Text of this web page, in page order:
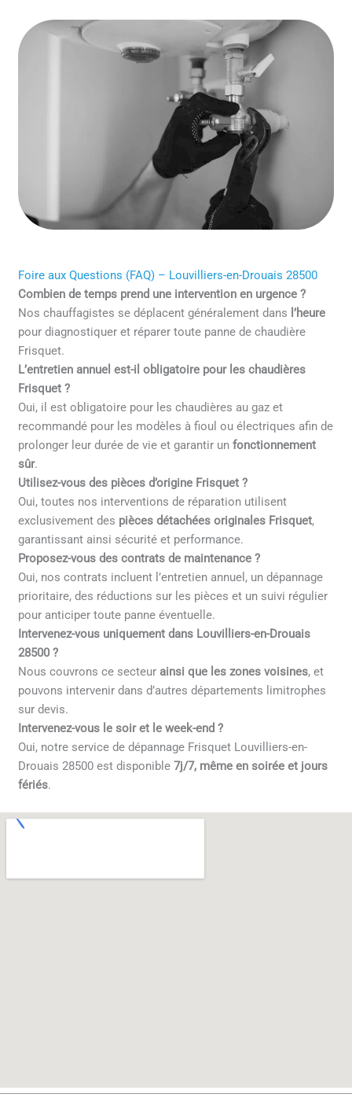
Foire aux Questions (FAQ) – Louvilliers-en-Drouais 28500
Combien de temps prend une intervention en urgence ?
Nos chauffagistes se déplacent généralement dans l’heure
pour diagnostiquer et réparer toute panne de chaudière
Frisquet.
L’entretien annuel est-il obligatoire pour les chaudières
Frisquet ?
Oui, il est obligatoire pour les chaudières au gaz et
recommandé pour les modèles à fioul ou électriques afin de
prolonger leur durée de vie et garantir unfonctionnement
sûr.
Utilisez-vous des pièces d’origine Frisquet ?
Oui, toutes nos interventions de réparation utilisent
exclusivement des pièces détachées originales Frisquet,
garantissant ainsi sécurité et performance.
Proposez-vous des contrats de maintenance ?
Oui, nos contrats incluent l’entretien annuel, un dépannage
prioritaire, des réductions sur les pièces et un suivi régulier
pour anticiper toute panne éventuelle.
Intervenez-vous uniquement dans Louvilliers-en-Drouais
28500 ?
Nous couvrons ce secteur ainsi que les zones voisines, et
pouvons intervenir dans d’autres départements limitrophes
sur devis.
Intervenez-vous le soir et le week-end ?
Oui, notre service de dépannage Frisquet Louvilliers-en-
Drouais 28500 est disponible7j/7, même en soirée et jours
fériés.